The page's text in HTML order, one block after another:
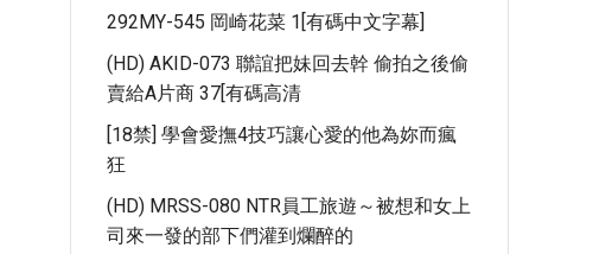
292MY-545 岡崎花菜 1[有碼中文字幕]
(HD) AKID-073 聯誼把妹回去幹 偷拍之後偷
賣給A片商 37[有碼高清
[18禁] 學會愛撫4技巧讓心愛的他為妳而瘋
狂
(HD) MRSS-080 NTR員工旅遊～被想和女上
司來一發的部下們灌到爛醉的